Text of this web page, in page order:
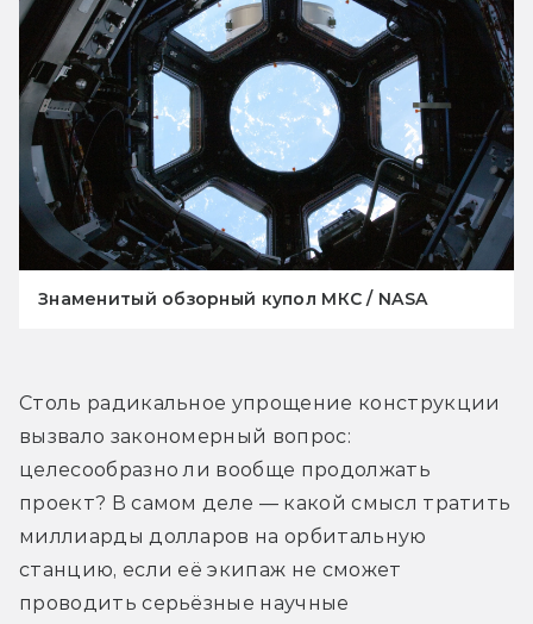
Знаменитый обзорный купол МКС / NASA
Столь радикальное упрощение конструкции
вызвало закономерный вопрос:
целесообразно ли вообще продолжать
проект? В самом деле — какой смысл тратить
миллиарды долларов на орбитальную
станцию, если её экипаж не сможет
проводить серьёзные научные